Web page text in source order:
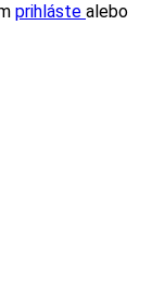
prihláste alebo